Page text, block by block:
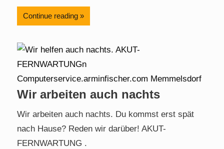
Continue reading
Wir arbeiten auch nachts
Wir arbeiten auch nachts. Du kommst erst spät
nach Hause? Reden wir darüber! AKUT-
FERNWARTUNG .